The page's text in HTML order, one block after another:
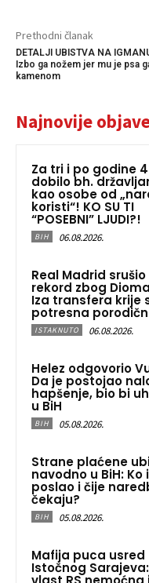
Prethodni članak
DETALJI UBISTVA NA
Izbo ga nožem jer mu je psa
kamenom
Najnovije
Za tri i po godine
dobilo bh.
kao osobe od
koristi“! KO SU TI
“POSEBNI” LJUDI?!
BIH 06.08.2026.
Real Madrid
rekord zbog
Iza transfera krije
potresna
ISTAKNUTO 06.08.2026.
Helez odgovorio
Da je postojao
hapšenje, bio bi
u BiH
BIH 05.08.2026.
Strane plaćene
navodno u BiH: Ko
poslao i čije
čekaju?
BIH 05.08.2026.
Mafija puca usred
Istočnog